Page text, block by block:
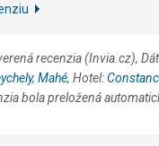
recenzia (Invia.cz),
, Mahé, Hotel:
bola preložená